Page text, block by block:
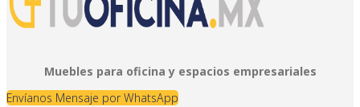
Muebles para oficina y espacios empresariales
Envíanos Mensaje por WhatsApp